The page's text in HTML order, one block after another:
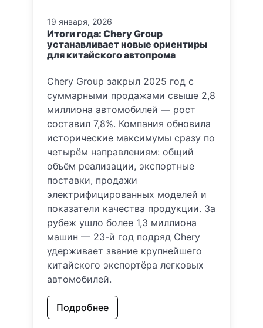
19 января, 2026
Итоги года: Chery Group
устанавливает новые ориентиры
для китайского автопрома
Chery Group закрыл 2025 год с
суммарными продажами свыше 2,8
миллиона автомобилей — рост
составил 7,8%. Компания обновила
исторические максимумы сразу по
четырём направлениям: общий
объём реализации, экспортные
поставки, продажи
электрифицированных моделей и
показатели качества продукции. За
рубеж ушло более 1,3 миллиона
машин — 23-й год подряд Chery
удерживает звание крупнейшего
китайского экспортёра легковых
автомобилей.
Подробнее